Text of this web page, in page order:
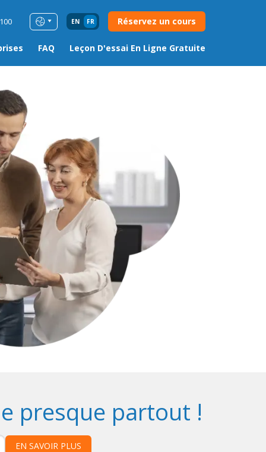
EN FR Réservez un cours
FAQ Leçon D'essai En Ligne Gratuite
presque partout !
EN SAVOIR PLUS